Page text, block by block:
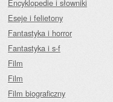
Encyklopedie i słowniki
Eseje i felietony
Fantastyka i horror
Fantastyka i s-f
Film
Film
Film biograficzny